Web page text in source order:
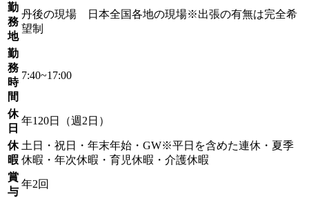
勤
務
地
丹後の現場 日本全国各地の現場※出張の有無は完全希
望制
勤
務
時
間
7:40~17:00
休
日
年120日（週2日）
休
暇
土日・祝日・年末年始・GW※平日を含めた連休・夏季
休暇・年次休暇・育児休暇・介護休暇
賞
与
年2回